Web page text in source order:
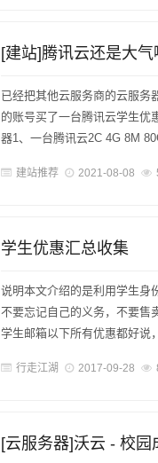
[建站]腾讯云还是大气
已经把其他云服务商的云服务
的账号买了一台腾讯云学生优
器1、一台腾讯云2C 4G 8M
建站推荐 2021-08-08
学生优惠汇总收集
说明本文介绍的是利用学生身
不要忘记自己的义务，不要售
学生邮箱以下所有优惠都好说
行走江湖 2017-09-28
[云服务器]沃云 - 校